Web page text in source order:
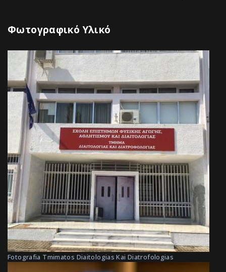
Φωτογραφικό Υλικό
Fotografia Tmimatos Diaitologias Kai Diatrofologias